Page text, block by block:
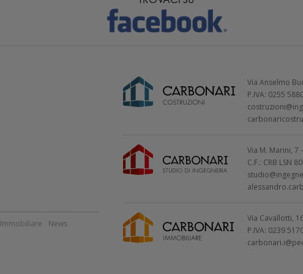
Immobiliare News
Via Anselmo
P.IVA: 0255
Via M. Marini, 7
C.F.: CRB LSN
Via Cavallotti,
P.IVA: 0239